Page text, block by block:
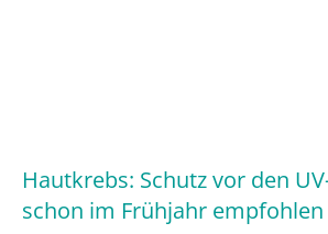
Hautkrebs: Schutz vor den
schon im Frühjahr empfohlen